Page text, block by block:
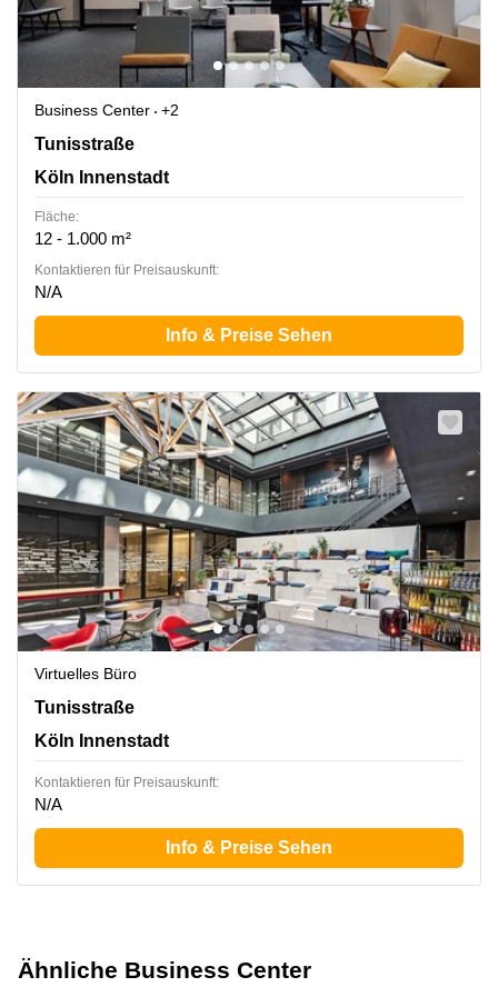
Business Center
+2
Tunisstraße 19-23, Köln Innenstadt
Tunisstraße
Köln Innenstadt
Fläche:
12 - 1.000 m²
Kontaktieren für Preisauskunft:
N/A
Info & Preise Sehen
Virtuelles Büro
Tunisstraße 19-23, Köln Innenstadt
Tunisstraße
Köln Innenstadt
Kontaktieren für Preisauskunft:
N/A
Info & Preise Sehen
Ähnliche Business Center